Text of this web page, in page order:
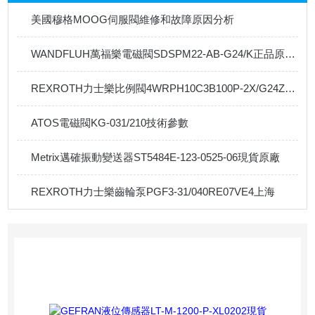
美國穆格MOOG伺服閥維修和故障原因分析
WANDFLUH萬福樂電磁閥SDSPM22-AB-G24/K正品原廠資料
REXROTH力士樂比例閥4WRPH10C3B100P-2X/G24Z4/M選型技術參數
ATOS電磁閥KG-031/210技術參數
Metrix邁確振動變送器ST5484E-123-0525-06現貨原廠
REXROTH力士樂齒輪泵PGF3-31/040RE07VE4上海